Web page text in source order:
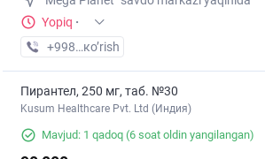
Yopiq ·
+998 (90) XXX-XX-XX
кo’rish
Пирантел, 250 мг, таб. №30
Kusum Healthcare Pvt. Ltd (Индия)
Mavjud: 1 qadoq (6 soat oldin yangilangan)